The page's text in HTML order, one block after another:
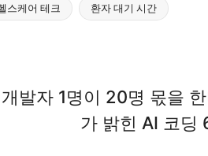
스케어 테크 환자 대기 시간
개발자 1명이 20명 몫을
가 밝힌 AI 코딩